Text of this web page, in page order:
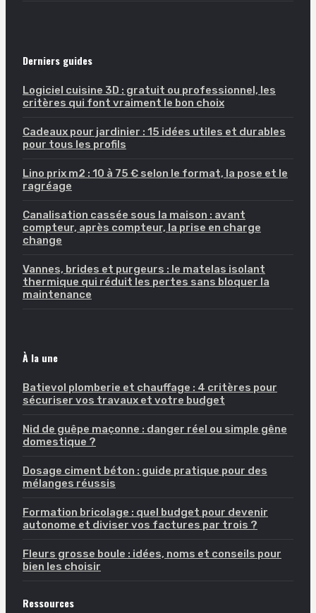
Derniers guides
Logiciel cuisine 3D : gratuit ou professionnel, les
critères qui font vraiment le bon choix
Cadeaux pour jardinier : 15 idées utiles et durables
pour tous les profils
Lino prix m2 : 10 à 75 € selon le format, la pose et le
ragréage
Canalisation cassée sous la maison : avant
compteur, après compteur, la prise en charge
change
Vannes, brides et purgeurs : le matelas isolant
thermique qui réduit les pertes sans bloquer la
maintenance
À la une
Batievol plomberie et chauffage : 4 critères pour
sécuriser vos travaux et votre budget
Nid de guêpe maçonne : danger réel ou simple gêne
domestique ?
Dosage ciment béton : guide pratique pour des
mélanges réussis
Formation bricolage : quel budget pour devenir
autonome et diviser vos factures par trois ?
Fleurs grosse boule : idées, noms et conseils pour
bien les choisir
Ressources